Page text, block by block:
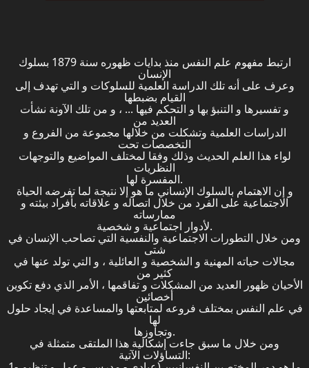
ارتبط مفهوم علم النفس منذ بدايات ظهوره سنة 1879 بسلوك
الإنسان
وعرف على أنه تلك الدراسة العلمية للسلوكات و التي تهدف إلى
القيام بضبطها
و تفسيرها و التنبؤ بها و التحكم فيها ... ، و من تلك الآونة نشأت
العديد من
الدراسات العلمية وتشكلت من خلالها مجموعة من الفروع و
التخصصات تحت
لواء هذا العلم الحديث وذلك وفقا لمختلف المواضيع والتوجهات
النظريات
المفسرة لها.
و إن الاهتمام بالسلوك الإنساني ما هو إلا نتيجة لما تفرضه الحياة
الاجتماعية على الفرد من خلال اتصاله و علاقاته بأفراد بيئته و
ممارساته
لأدوار اجتماعية و شخصية.
ومن خلال التطورات الاجتماعية والنفسية التي تصاحب الإنسان في
شتى
مجالات حياته المهنية و الشخصية و العائلية ، و التي تولد عنها في
كثير من
الأحيان ظهور العديد من المشكلات و تفاقمها ، الأمر الذي دفع تكوين
أخصائين
في علم النفس بمختلف فروعه لمتابعتها والمساعدة في إيجاد حلول
لها
وتجاوزها.
ومن خلال ما سبق جاءت إشكالية هذا الملتقى متمثلة في
التساؤلات الآتية: